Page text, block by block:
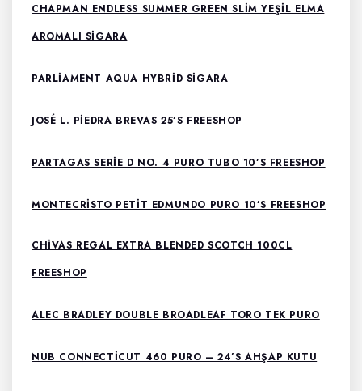
CHAPMAN ENDLESS SUMMER GREEN SLIM YEŞIL ELMA
AROMALI SIGARA
PARLIAMENT AQUA HYBRID SIGARA
JOSÉ L. PIEDRA BREVAS 25’S FREESHOP
PARTAGAS SERIE D NO. 4 PURO TUBO 10’S FREESHOP
MONTECRISTO PETIT EDMUNDO PURO 10’S FREESHOP
CHIVAS REGAL EXTRA BLENDED SCOTCH 100CL
FREESHOP
ALEC BRADLEY DOUBLE BROADLEAF TORO TEK PURO
NUB CONNECTICUT 460 PURO – 24’S AHŞAP KUTU